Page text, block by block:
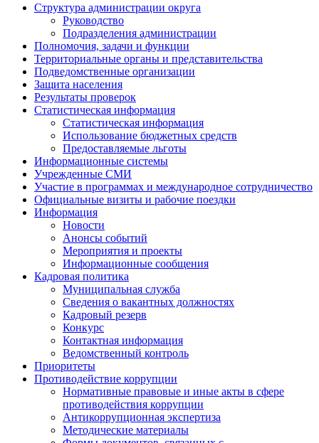
Структура администрации округа
Руководство
Подразделения администрации
Полномочия, задачи и функции
Территориальные органы и представительства
Подведомственные организации
Защита населения
Результаты проверок
Статистическая информация
Статистическая информация
Использование бюджетных средств
Предоставляемые льготы
Информационные системы
Учрежденные СМИ
Участие в программах и международное сотрудничество
Официальные визиты и рабочие поездки
Информация
Новости
Анонсы событий
Мероприятия и проекты
Информационные сообщения
Кадровая политика
Муниципальная служба
Сведения о вакантных должностях
Кадровый резерв
Конкурс
Контактная информация
Ведомственный контроль
Приоритеты
Противодействие коррупции
Нормативные правовые и иные акты в сфере
противодействия коррупции
Антикоррупционная экспертиза
Методические материалы